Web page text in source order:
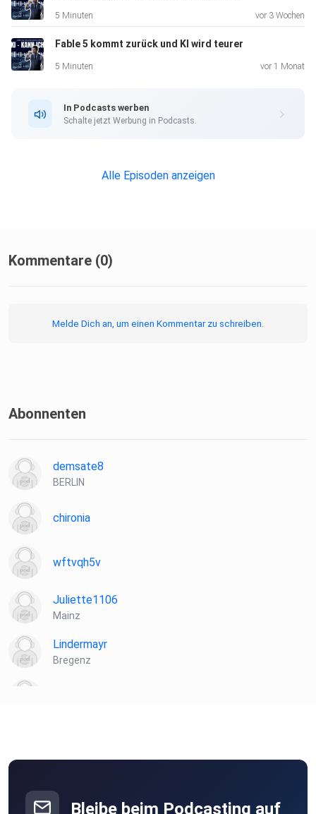
Quellen gibts hier
5 Minuten vor 3 Wochen
Fable 5 kommt zurück und KI wird teurer
5 Minuten vor 1 Monat
In Podcasts werben
Schalte jetzt Werbung in Podcasts.
Alle Episoden anzeigen
Kommentare (0)
Melde Dich an, um einen Kommentar zu schreiben.
Abonnenten
demsate8
BERLIN
chironia
wftvqh5v
Juliette1106
Mainz
Lindermayr
Bregenz
Singen
Bleibe beim Podcasting auf